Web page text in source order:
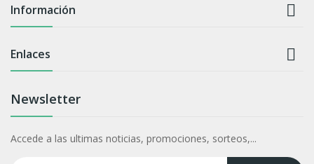
Información 
Enlaces 
Newsletter
Accede a las ultimas noticias, promociones, sorteos,...